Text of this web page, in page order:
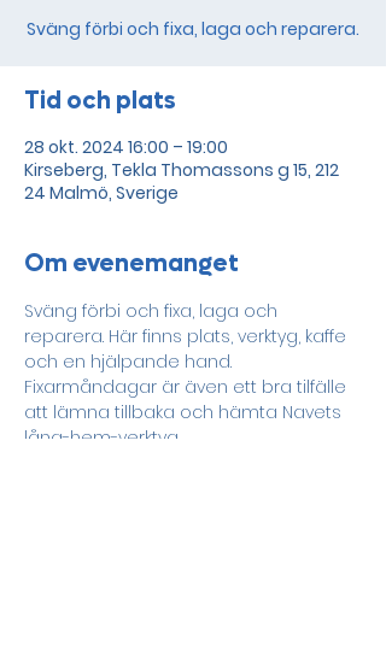
Sväng förbi och fixa, laga och reparera.
Tid och plats
28 okt. 2024 16:00 – 19:00
Kirseberg, Tekla Thomassons g 15, 212
24 Malmö, Sverige
Om evenemanget
Sväng förbi och fixa, laga och
reparera. Här finns plats, verktyg, kaffe
och en hjälpande hand.
Fixarmåndagar är även ett bra tilfälle
att lämna tillbaka och hämta Navets
låna-hem-verktyg.